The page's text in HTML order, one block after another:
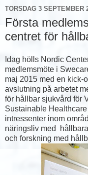
TORSDAG 3 SEPTEMBER
Första
centret för
Idag hölls Nordic
medlemsmöte i
maj 2015 med en kick-
avslutning på arbetet
för hållbar sjukvård för
Sustainable
intressenter inom
näringsliv med
och forskning med